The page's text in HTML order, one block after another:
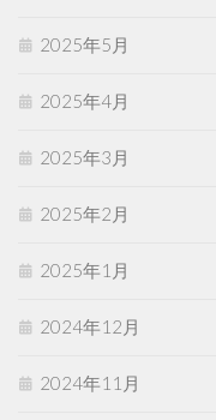
2025年5月
2025年4月
2025年3月
2025年2月
2025年1月
2024年12月
2024年11月